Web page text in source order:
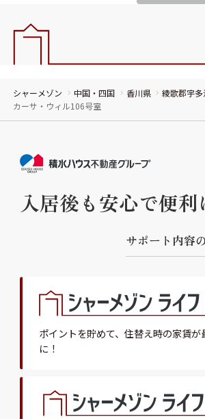
シャーメゾン 中国・四国 香川県 綾歌郡宇
カーサ・ウィル106号室
入居後も安心で便利
サポー ト 内容の
ポイントを貯めて、 住替え時の家賃が
に！